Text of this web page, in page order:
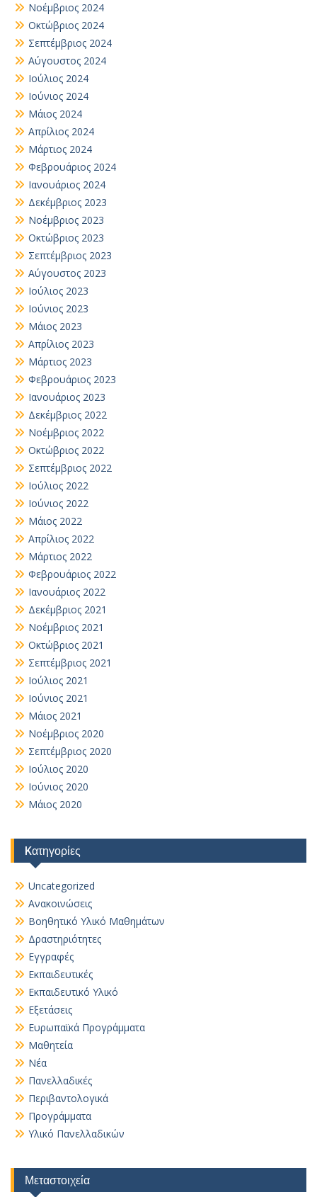
Νοέμβριος 2024
Οκτώβριος 2024
Σεπτέμβριος 2024
Αύγουστος 2024
Ιούλιος 2024
Ιούνιος 2024
Μάιος 2024
Απρίλιος 2024
Μάρτιος 2024
Φεβρουάριος 2024
Ιανουάριος 2024
Δεκέμβριος 2023
Νοέμβριος 2023
Οκτώβριος 2023
Σεπτέμβριος 2023
Αύγουστος 2023
Ιούλιος 2023
Ιούνιος 2023
Μάιος 2023
Απρίλιος 2023
Μάρτιος 2023
Φεβρουάριος 2023
Ιανουάριος 2023
Δεκέμβριος 2022
Νοέμβριος 2022
Οκτώβριος 2022
Σεπτέμβριος 2022
Ιούλιος 2022
Ιούνιος 2022
Μάιος 2022
Απρίλιος 2022
Μάρτιος 2022
Φεβρουάριος 2022
Ιανουάριος 2022
Δεκέμβριος 2021
Νοέμβριος 2021
Οκτώβριος 2021
Σεπτέμβριος 2021
Ιούλιος 2021
Ιούνιος 2021
Μάιος 2021
Νοέμβριος 2020
Σεπτέμβριος 2020
Ιούλιος 2020
Ιούνιος 2020
Μάιος 2020
Kατηγορίες
Uncategorized
Ανακοινώσεις
Βοηθητικό Yλικό Mαθημάτων
Δραστηριότητες
Εγγραφές
Εκπαιδευτικές
Εκπαιδευτικό Υλικό
Εξετάσεις
Ευρωπαϊκά Προγράμματα
Μαθητεία
Νέα
Πανελλαδικές
Περιβαντολογικά
Προγράμματα
Υλικό Πανελλαδικών
Μεταστοιχεία